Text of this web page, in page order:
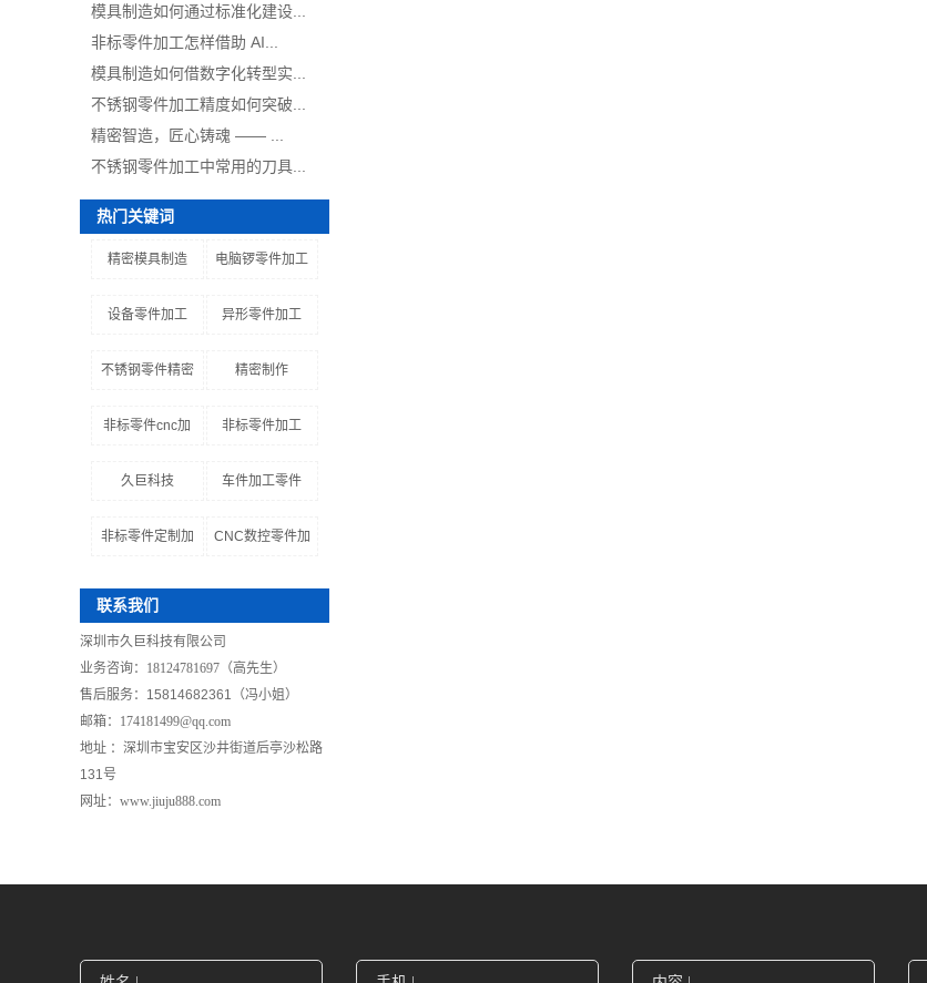
模具制造如何通过标准化建设...
非标零件加工怎样借助 AI...
模具制造如何借数字化转型实...
不锈钢零件加工精度如何突破...
精密智造，匠心铸魂 —— ...
不锈钢零件加工中常用的刀具...
热门关键词
精密模具制造 电脑锣零件加工
设备零件加工 异形零件加工
不锈钢零件精密 精密制作
非标零件cnc加 非标零件加工
久巨科技 车件加工零件
非标零件定制加 CNC数控零件加
联系我们
深圳市久巨科技有限公司
业务咨询：18124781697（高先生）
售后服务： 15814682361（冯小姐）
邮箱：174181499@qq.com
地址 ： 深圳市宝安区沙井街道后亭沙松路
131号
网址：www.jiuju888.com